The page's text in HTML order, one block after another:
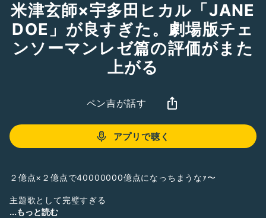
米津玄師×宇多田ヒカル「JANE
DOE」が良すぎた。劇場版チェ
ンソーマンレゼ篇の評価がまた
上がる
ペン吉が話す
アプリで聴く
２億点×２億点で40000000億点になっちまうなｧ〜
主題歌として完璧すぎる
https://youtu.be/sPLqsLsooJY?si=IT59N19NyNMcc5If
...もっと読む